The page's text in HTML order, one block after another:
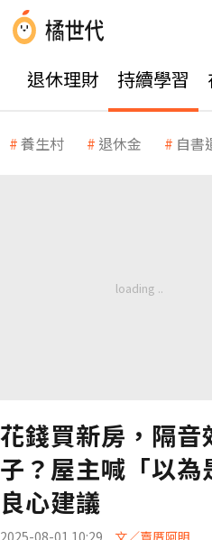
退休理財 持續學習
養生村 退休金 自書
花錢買新房，隔音
子？屋主喊「以
良心建議
2025-08-01 10:29 文／賣厝阿明